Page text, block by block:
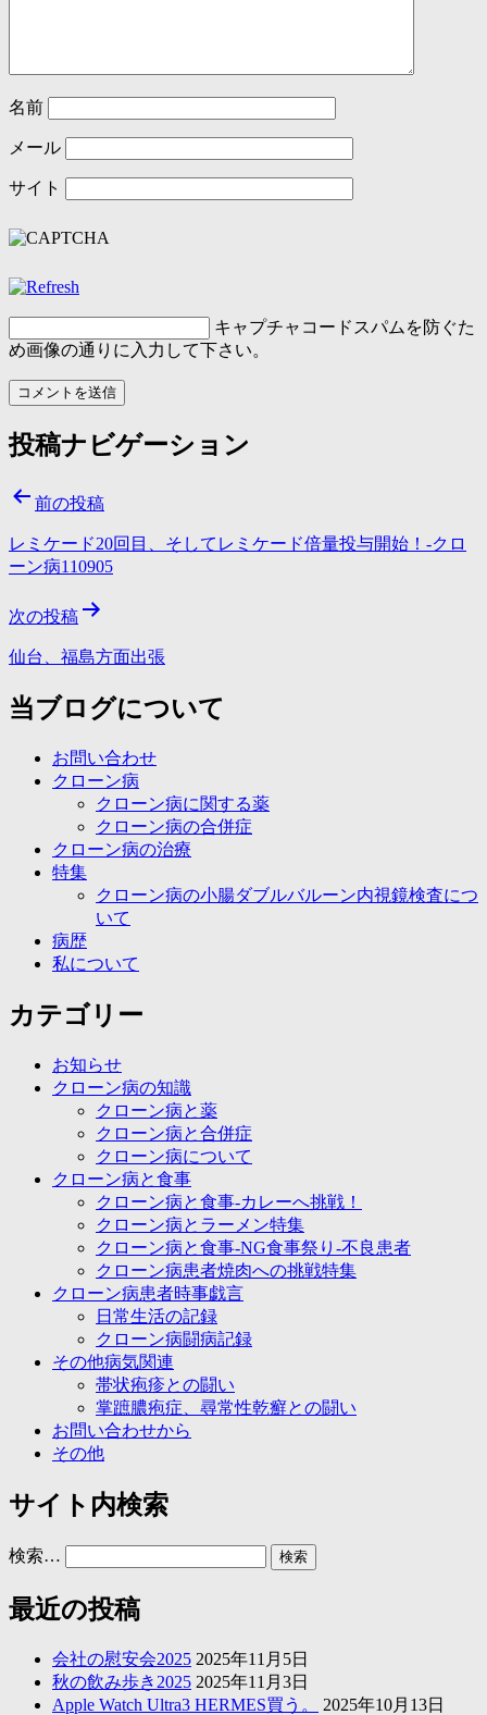
名前
メール
サイト
キャプチャコード スパムを防ぐた
め画像の通りに入力して下さい。
投稿ナビゲーション
前の投稿
レミケード20回目、そしてレミケード倍量投与開始！-クロ
ーン病110905
次の投稿
仙台、福島方面出張
当ブログについて
お問い合わせ
クローン病
クローン病に関する薬
クローン病の合併症
クローン病の治療
特集
クローン病の小腸ダブルバルーン内視鏡検査につ
いて
病歴
私について
カテゴリー
お知らせ
クローン病の知識
クローン病と薬
クローン病と合併症
クローン病について
クローン病と食事
クローン病と食事-カレーへ挑戦！
クローン病とラーメン特集
クローン病と食事-NG食事祭り-不良患者
クローン病患者焼肉への挑戦特集
クローン病患者時事戯言
日常生活の記録
クローン病闘病記録
その他病気関連
帯状疱疹との闘い
掌蹠膿疱症、尋常性乾癬との闘い
お問い合わせから
その他
サイト内検索
検索…
最近の投稿
会社の慰安会2025 2025年11月5日
秋の飲み歩き2025 2025年11月3日
Apple Watch Ultra3 HERMES買う。
2025年10月13日